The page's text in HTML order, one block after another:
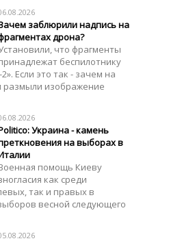
заблюрили надпись на
дрона?
что фрагменты
беспилотнику
Если это так - зачем на
размыли изображение
Украина - камень
на выборах в
помощь Киеву
как среди
так и правых в
весной следующего